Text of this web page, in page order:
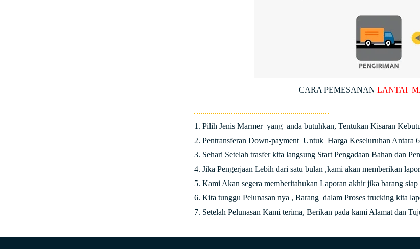
CARA PEMESANANLANTAI
1. Pilih Jenis Marmer yang anda butuhkan, Tentukan Kisaran
2. Pentransferan Down-payment Untuk Harga Keseluruhan Antara
3. Sehari Setelah trasfer kita langsung Start Pengadaan Bahan dan
4. Jika Pengerjaan Lebih dari satu bulan ,kami akan memberikan
5. Kami Akan segera memberitahukan Laporan akhir jika barang
6. Kita tunggu Pelunasan nya , Barang dalam Proses trucking kita
7. Setelah Pelunasan Kami terima, Berikan pada kami Alamat dan